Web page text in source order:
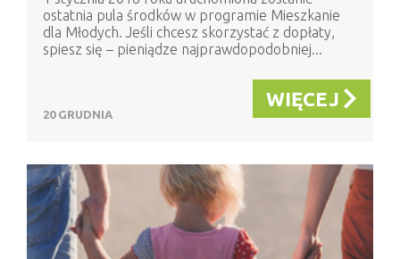
ostatnia pula środków w programie Mieszkanie
dla Młodych. Jeśli chcesz skorzystać z dopłaty,
spiesz się – pieniądze najprawdopodobniej...
20 GRUDNIA
WIĘCEJ